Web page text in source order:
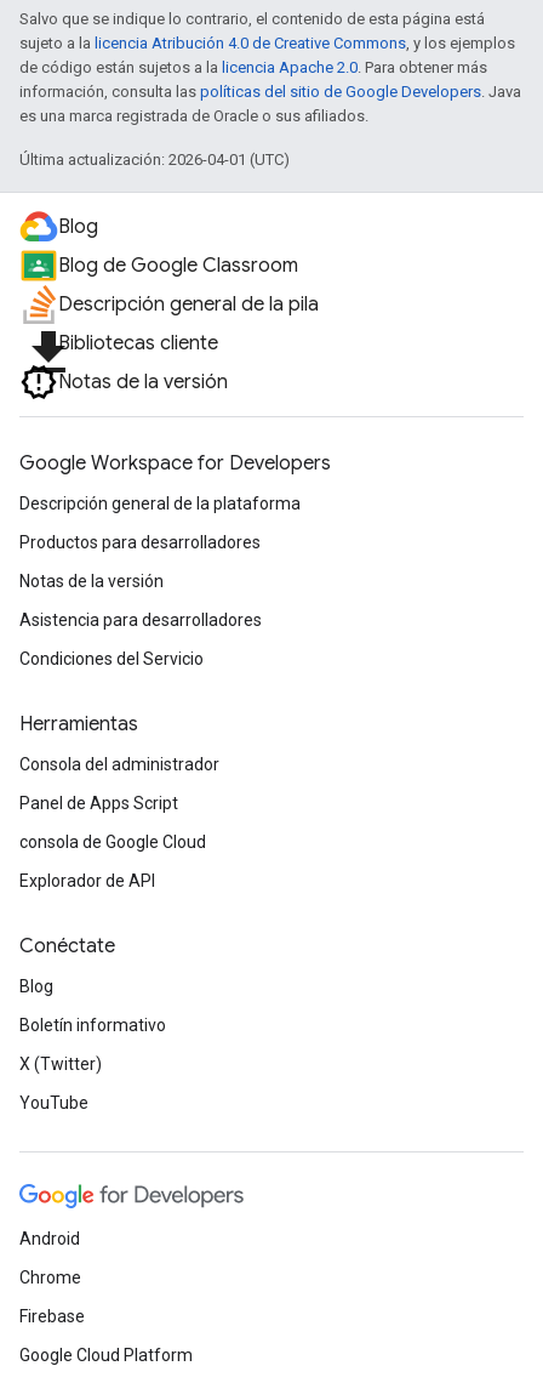
Salvo que se indique lo contrario, el contenido de esta página está
sujeto a la licencia Atribución 4.0 de Creative Commons, y los ejemplos
de código están sujetos a la licencia Apache 2.0. Para obtener más
información, consulta las políticas del sitio de Google Developers. Java
es una marca registrada de Oracle o sus afiliados.
Última actualización: 2026-04-01 (UTC)
Blog
Blog de Google Classroom
Descripción general de la pila
file_downloadBibliotecas cliente
Notas de la versión
Google Workspace for Developers
Descripción general de la plataforma
Productos para desarrolladores
Notas de la versión
Asistencia para desarrolladores
Condiciones del Servicio
Herramientas
Consola del administrador
Panel de Apps Script
consola de Google Cloud
Explorador de API
Conéctate
Blog
Boletín informativo
X (Twitter)
YouTube
Android
Chrome
Firebase
Google Cloud Platform